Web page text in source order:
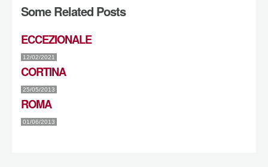
Some Related Posts
ECCEZIONALE
12/02/2021
CORTINA
25/05/2013
ROMA
01/06/2013